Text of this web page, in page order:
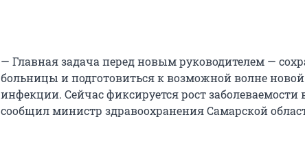
— Главная задача перед новым руководителем —
больницы и подготовиться к возможной волне
инфекции. Сейчас фиксируется рост заболеваемости
сообщил министр здравоохранения Самарской